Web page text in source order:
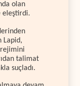
olan
eleştirdi.
Lapid,
rejimini
talimat
suçladı.